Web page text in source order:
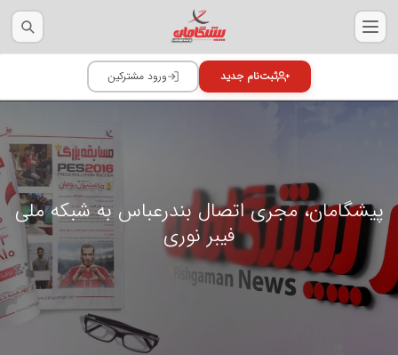
پیشگامان، مجری اتصال بندرعباس به شبکه ملی
فیبر نوری